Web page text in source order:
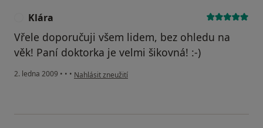
Klára
Vřele doporučuji všem lidem, bez ohledu na
věk! Paní doktorka je velmi šikovná! :-)
2. ledna 2009 • • • podle názoru uživatele Klára
Nahlásit zneužití